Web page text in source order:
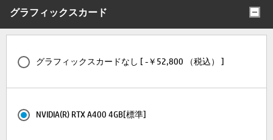
グラフィックスカード
グラフィックスカードなし [ -￥52,800 （税込） ]
NVIDIA(R) RTX A400 4GB[標準]